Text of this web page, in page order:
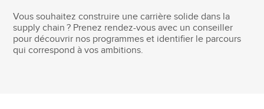
Vous souhaitez construire une carrière solide dans la
supply chain ? Prenez rendez-vous avec un conseiller
pour découvrir nos programmes et identifier le parcours
qui correspond à vos ambitions.